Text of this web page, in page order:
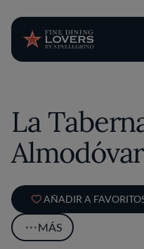
La
Almodóvar
AÑADIR A
MÁS